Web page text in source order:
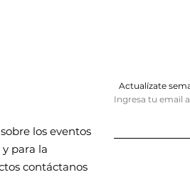
los eventos
para la
contáctanos
Actualízate
Ingresa tu email